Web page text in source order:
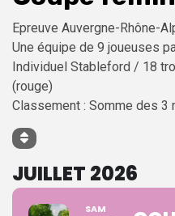
Epreuve Auvergne-Rhône-
Une équipe de 9 joueuses
Individuel Stableford / 18
(rouge)
Classement : Somme des
JUILLET 2026
SAM